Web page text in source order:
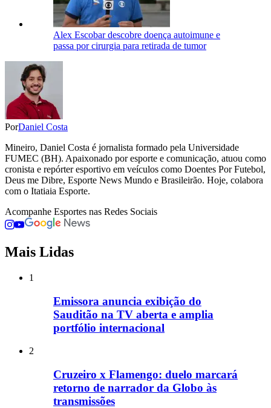
Alex Escobar descobre doença autoimune e
passa por cirurgia para retirada de tumor
PorDaniel Costa
Mineiro, Daniel Costa é jornalista formado pela Universidade
FUMEC (BH). Apaixonado por esporte e comunicação, atuou como
cronista e repórter esportivo em veículos como Doentes Por Futebol,
Deus me Dibre, Esporte News Mundo e Brasileirão. Hoje, colabora
com o Itatiaia Esporte.
Acompanhe Esportes nas Redes Sociais
Mais Lidas
1
Emissora anuncia exibição do
Sauditão na TV aberta e amplia
portfólio internacional
2
Cruzeiro x Flamengo: duelo marcará
retorno de narrador da Globo às
transmissões